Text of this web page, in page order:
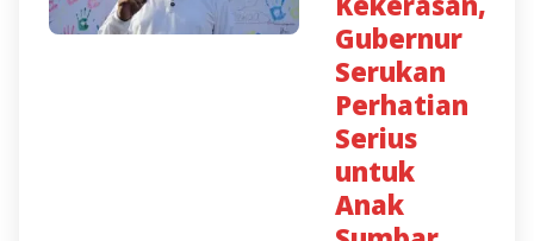
Gubernur
Serukan
Perhatian
Serius
untuk
Anak